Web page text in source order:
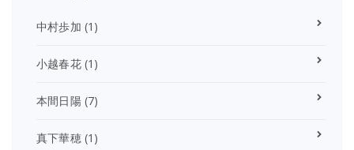
中村歩加 (1)
小越春花(1)
本間日陽(7)
真下華穂(1)